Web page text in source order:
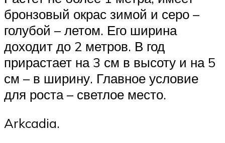
бронзовый окрас зимой и серо –
голубой – летом. Его ширина
доходит до 2 метров. В год
прирастает на 3 см в высоту и на 5
см – в ширину. Главное условие
для роста – светлое место.
Arkcadia.